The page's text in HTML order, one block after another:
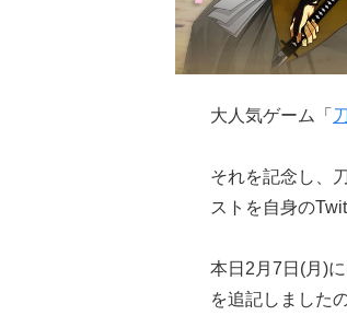
大人気ゲーム「
それを記念し、
ストを自身の
本日2月7日(月)に
を追記しました